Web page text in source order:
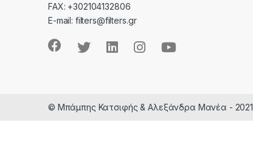
FAX: +302104132806
E-mail: filters@filters.gr
© Μπάμπης Κατσιφής & Αλεξάνδρα Μανέα - 2021